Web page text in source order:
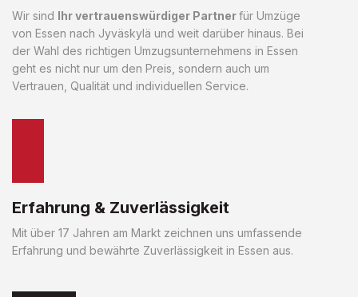
Wir sind Ihr vertrauenswürdiger Partnerfür Umzüge
von Essen nach Jyväskylä und weit darüber hinaus. Bei
der Wahl des richtigen Umzugsunternehmens in Essen
geht es nicht nur um den Preis, sondern auch um
Vertrauen, Qualität und individuellen Service.
Erfahrung & Zuverlässigkeit
Mit über 17 Jahren am Markt zeichnen uns umfassende
Erfahrung und bewährte Zuverlässigkeit in Essen aus.